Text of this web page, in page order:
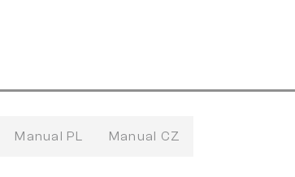
Manual PL Manual CZ